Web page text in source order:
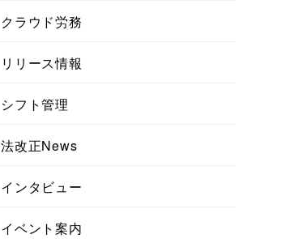
クラウド労務
リリース情報
シフト管理
法改正News
インタビュー
イベント案内